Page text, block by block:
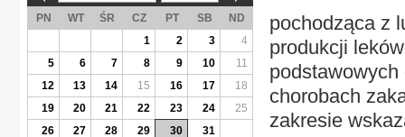
pochodząca z
produkcji
chorobach
zakresie
PN WT ŚR CZ PT SB
ND
1
2 3
4
5
6 7 8 9 10
11
12
13 14 15 16 17
18
19
20 21 22 23 24
25
26
27 28 29 30 31